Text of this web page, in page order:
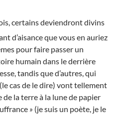
certains deviendront divins
d’aisance que vous en auriez
pour faire passer un
humain dans le derrière
tandis que d’autres, qui
cas de le dire) vont tellement
la terre à la lune de papier
» (je suis un poète, je le